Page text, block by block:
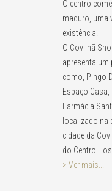
O centro
maduro, uma
existência.
O Covilhã
apresenta
como, Pingo
Espaço Casa,
Farmácia
localizado na
cidade da
do Centro
> Ver mais...